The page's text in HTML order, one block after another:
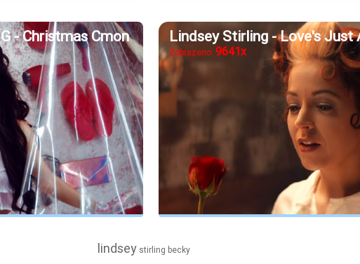
- Christmas Cmon Lindsey Stirling - Love's Just
Zobrazeno: 9641x
lindsey stirling becky